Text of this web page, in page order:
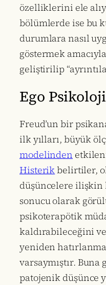
özelliklerini ele
bölümlerde ise bu
durumlara nasıl
göstermek
geliştirilip
Ego
Freud’un bir
ilk yılları, büyük
modelinden
Histerikbelirtiler,
düşüncelere ilişkin
sonucu olarak
psikoterapötik
kaldırabileceğini
yeniden
varsaymıştır. Buna
patojenik düşünce